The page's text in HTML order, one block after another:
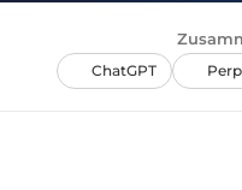
ChatGPT